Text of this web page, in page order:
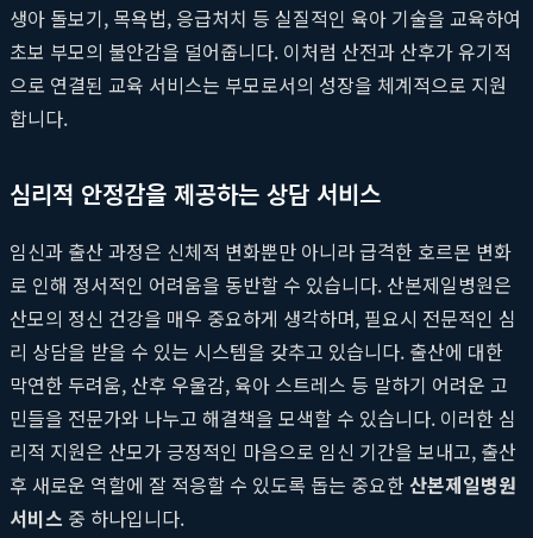
생아 돌보기, 목욕법, 응급처치 등 실질적인 육아 기술을 교육하여
초보 부모의 불안감을 덜어줍니다. 이처럼 산전과 산후가 유기적
으로 연결된 교육 서비스는 부모로서의 성장을 체계적으로 지원
합니다.
심리적 안정감을 제공하는 상담 서비스
임신과 출산 과정은 신체적 변화뿐만 아니라 급격한 호르몬 변화
로 인해 정서적인 어려움을 동반할 수 있습니다. 산본제일병원은
산모의 정신 건강을 매우 중요하게 생각하며, 필요시 전문적인 심
리 상담을 받을 수 있는 시스템을 갖추고 있습니다. 출산에 대한
막연한 두려움, 산후 우울감, 육아 스트레스 등 말하기 어려운 고
민들을 전문가와 나누고 해결책을 모색할 수 있습니다. 이러한 심
리적 지원은 산모가 긍정적인 마음으로 임신 기간을 보내고, 출산
후 새로운 역할에 잘 적응할 수 있도록 돕는 중요한 산본제일병원
서비스 중 하나입니다.